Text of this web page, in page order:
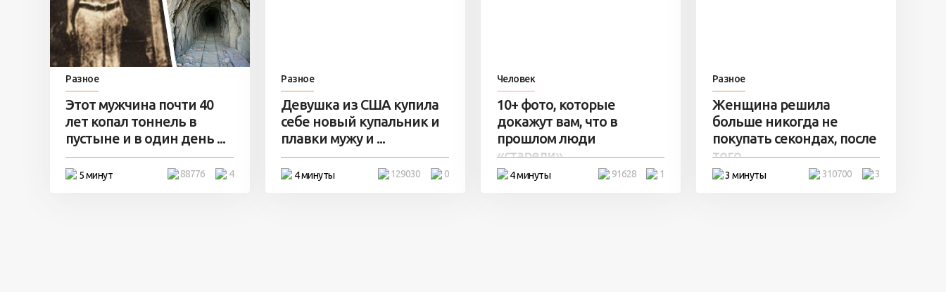
Разное
Этот мужчина почти 40
лет копал тоннель в
пустыне и в один день ...
5 минут 4
88776
Разное
Девушка из США купила
себе новый купальник и
плавки мужу и ...
4 минуты 0
129030
Человек
10+ фото, которые
докажут вам, что в
прошлом люди
«старели» ...
4 минуты 1
91628
Разное
Женщина решила
больше никогда не
покупать секондах, после
того ...
3 минуты 3
310700